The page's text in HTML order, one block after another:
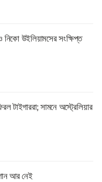
উইলিয়ামসের সংক্ষিপ্ত
টাইগাররা; সামনে অস্ট্রেলিয়ার
আর নেই